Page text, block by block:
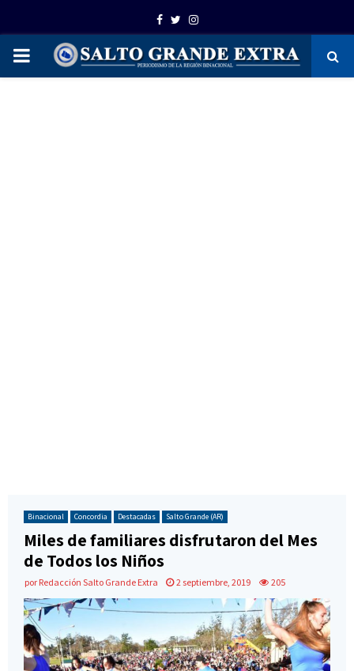
Facebook
TwitterInstagram
PRIMARY
Binacional Concordia Destacadas Salto Grande (AR)
Miles de familiares disfrutaron del Mes
de Todos los Niños
por Redacción Salto Grande Extra 2 septiembre, 2019 205